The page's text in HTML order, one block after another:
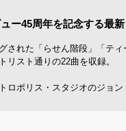
ー45周年を記念する最
された「らせん階段」「テ
リスト通りの22曲を収録。
ロポリス・スタジオのジョン